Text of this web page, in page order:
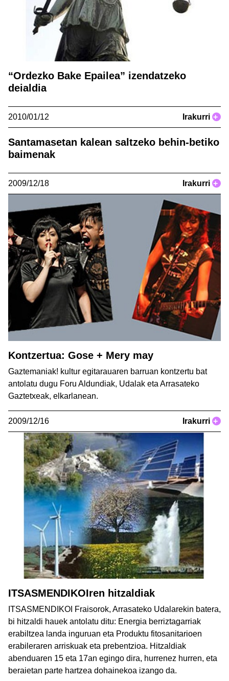
“Ordezko Bake Epailea” izendatzeko
deialdia
2010/01/12 Irakurri +
Santamasetan kalean saltzeko behin-betiko
baimenak
2009/12/18 Irakurri +
Kontzertua: Gose + Mery may
Gaztemaniak! kultur egitarauaren barruan kontzertu bat
antolatu dugu Foru Aldundiak, Udalak eta Arrasateko
Gaztetxeak, elkarlanean.
2009/12/16 Irakurri +
ITSASMENDIKOIren hitzaldiak
ITSASMENDIKOI Fraisorok, Arrasateko Udalarekin batera,
bi hitzaldi hauek antolatu ditu: Energia berriztagarriak
erabiltzea landa inguruan eta Produktu fitosanitarioen
erabileraren arriskuak eta prebentzioa. Hitzaldiak
abenduaren 15 eta 17an egingo dira, hurrenez hurren, eta
beraietan parte hartzea dohainekoa izango da.